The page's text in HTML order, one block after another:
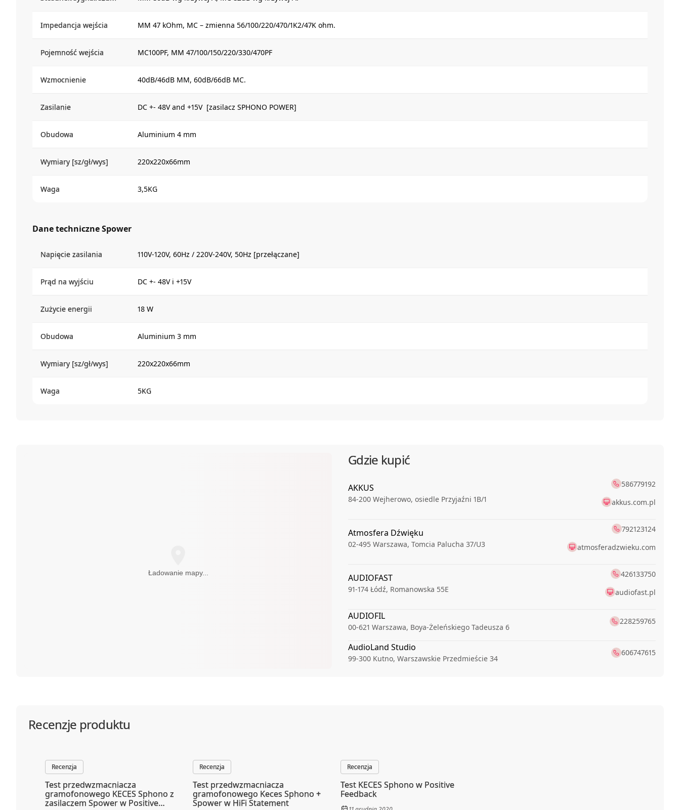
Impedancja wejścia MM 47 kOhm, MC – zmienna 56/100/220/470/1K2/47K ohm.
Pojemność wejścia MC100PF, MM 47/100/150/220/330/470PF
Wzmocnienie 40dB/46dB MM, 60dB/66dB MC.
Zasilanie DC +- 48V and +15V [zasilacz SPHONO POWER]
Obudowa Aluminium 4 mm
Wymiary [sz/gł/wys] 220x220x66mm
Waga 3,5KG
Dane techniczne Spower
Napięcie zasilania 110V-120V, 60Hz / 220V-240V, 50Hz [przełączane]
Prąd na wyjściu DC +- 48V i +15V
Zużycie energii 18 W
Obudowa Aluminium 3 mm
Wymiary [sz/gł/wys] 220x220x66mm
Waga 5KG
Ładowanie mapy...
Gdzie kupić
AKKUS
84-200 Wejherowo, osiedle Przyjaźni 1B/1
586779192
akkus.com.pl
Atmosfera Dźwięku
02-495 Warszawa, Tomcia Palucha 37/U3
792123124
atmosferadzwieku.com
AUDIOFAST
91-174 Łódź, Romanowska 55E
426133750
audiofast.pl
AUDIOFIL
00-621 Warszawa, Boya-Żeleńskiego Tadeusza 6
228259765
AudioLand Studio
99-300 Kutno, Warszawskie Przedmieście 34
606747615
AUDIOtrendt
31-589 Kraków, Sołtysowska 35A
CORAB sp. z o.o.
Recenzje produktu
Recenzja
Test przedwzmacniacza
gramofonowego KECES Sphono z
zasilaczem Spower w Positive
Recenzja
Test przedwzmacniacza
gramofonowego Keces Sphono +
Spower w HiFi Statement
Recenzja
Test KECES Sphono w Positive
Feedback